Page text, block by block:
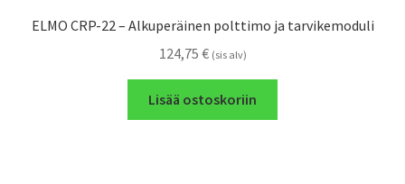
ELMO CRP-22 – Alkuperäinen polttimo ja tarvikemoduli
124,75 € (sis alv)
Lisää ostoskoriin